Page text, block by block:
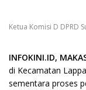
Ketua Komisi D DPRD
INFOKINI.ID,
di Kecamatan
sementara proses